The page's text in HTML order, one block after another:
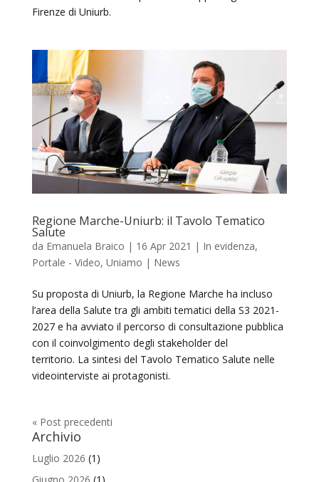
Firenze di Uniurb.
Regione Marche-Uniurb: il Tavolo Tematico
Salute
da Emanuela Braico | 16 Apr 2021 | In evidenza,
Portale - Video, Uniamo | News
Su proposta di Uniurb, la Regione Marche ha incluso
l’area della Salute tra gli ambiti tematici della S3 2021-
2027 e ha avviato il percorso di consultazione pubblica
con il coinvolgimento degli stakeholder del
territorio. La sintesi del Tavolo Tematico Salute nelle
videointerviste ai protagonisti.
« Post precedenti
Archivio
Luglio 2026 (1)